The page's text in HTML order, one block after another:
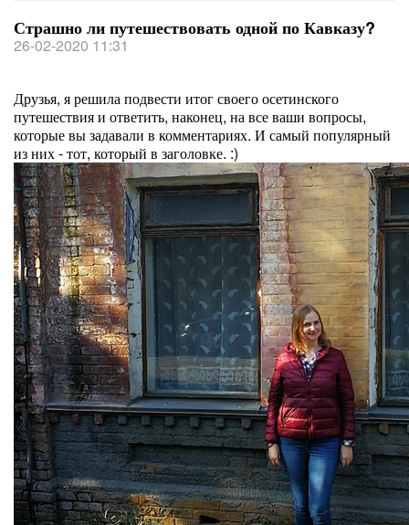
Страшно ли путешествовать одной по Кавказу?
26-02-2020 11:31
Друзья, я решила подвести итог своего осетинского
путешествия и ответить, наконец, на все ваши вопросы,
которые вы задавали в комментариях. И самый популярный
из них - тот, который в заголовке. :)